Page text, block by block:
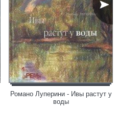
Романо Луперини - Ивы растут у
воды